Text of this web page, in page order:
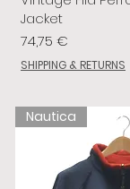
Jacket
Prix
74,75 €
SHIPPING & RETURNS
Nautica